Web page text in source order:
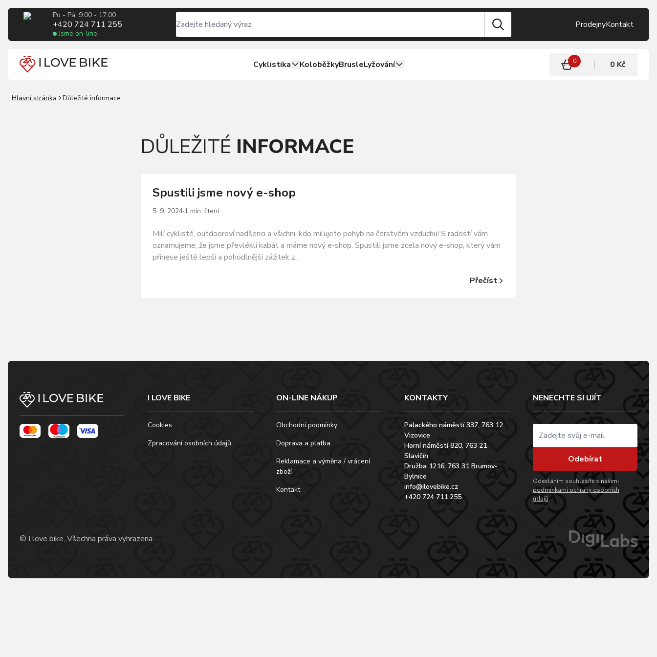
Po - Pá: 9:00 - 17:00
+420 724 711 255
Jsme on-line
ProdejnyKontakt
Cyklistika KoloběžkyBrusleLyžování 0 0 Kč
Hlavní stránka Důležité informace
DŮLEŽITÉ INFORMACE
Spustili jsme nový e-shop
5. 9. 2024·1 min. čtení
Milí cyklisté, outdooroví nadšenci a všichni, kdo milujete pohyb na čerstvém vzduchu! S radostí vám
oznamujeme, že jsme převlékli kabát a máme nový e-shop. Spustili jsme zcela nový e-shop, který vám
přinese ještě lepší a pohodlnější zážitek z…
Přečíst
I LOVE BIKE
Cookies
Zpracování osobních údajů
ON-LINE NÁKUP
Obchodní podmínky
Doprava a platba
Reklamace a výměna / vrácení
zboží
Kontakt
KONTAKTY
Palackého náměstí 337, 763 12
Vizovice
Horní náměstí 820, 763 21
Slavičín
Družba 1216, 763 31 Brumov-
Bylnice
info@ilovebike.cz
+420 724 711 255
NENECHTE SI UJÍT
Odebírat
Odesláním souhlasíte s našimi
podmínkami ochrany osobních
údajů.
© I love bike, Všechna práva vyhrazena.